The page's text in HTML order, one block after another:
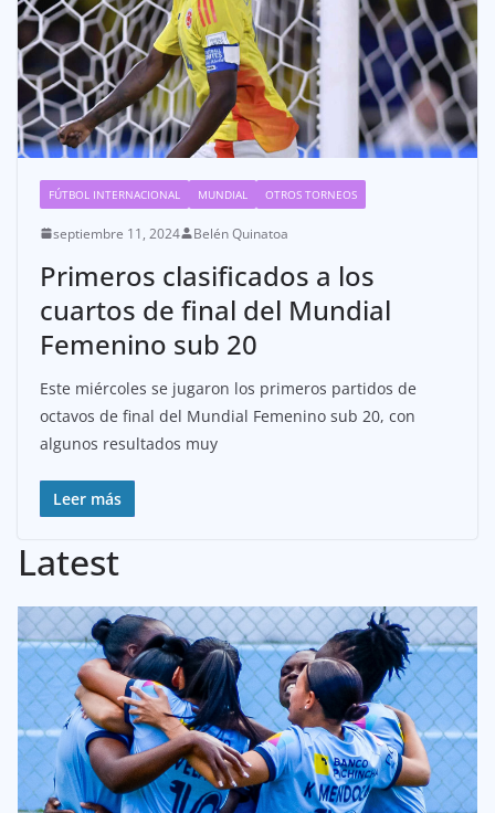
FÚTBOL INTERNACIONAL MUNDIAL OTROS TORNEOS
septiembre 11, 2024 Belén Quinatoa
Primeros clasificados a los
cuartos de final del Mundial
Femenino sub 20
Este miércoles se jugaron los primeros partidos de
octavos de final del Mundial Femenino sub 20, con
algunos resultados muy
Leer más
Latest